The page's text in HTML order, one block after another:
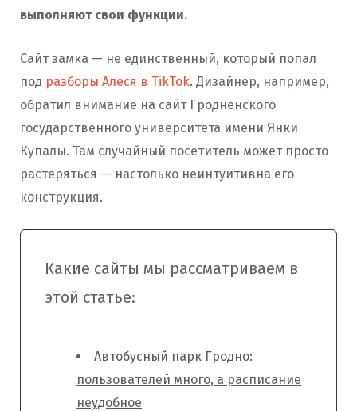
выполняют свои функции.
Сайт замка — не единственный, который попал
под разборы Алеся в TikTok. Дизайнер, например,
обратил внимание на сайт Гродненского
государственного университета имени Янки
Купалы. Там случайный посетитель может просто
растеряться — настолько неинтуитивна его
конструкция.
Какие сайты мы рассматриваем в
этой статье:
Автобусный парк Гродно:
пользователей много, а расписание
неудобное